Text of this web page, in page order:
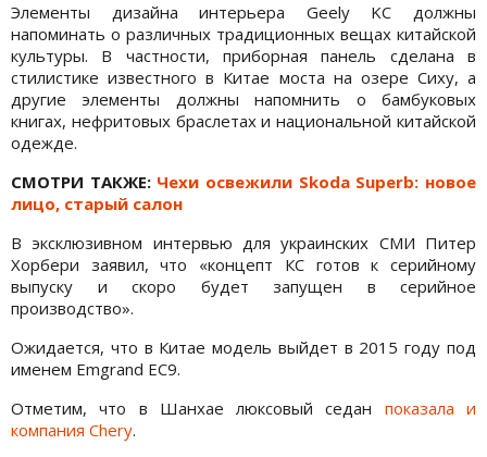
Элементы дизайна интерьера Geely KC должны
напоминать о различных традиционных вещах китайской
культуры. В частности, приборная панель сделана в
стилистике известного в Китае моста на озере Сиху, а
другие элементы должны напомнить о бамбуковых
книгах, нефритовых браслетах и национальной китайской
одежде.
СМОТРИ ТАКЖЕ: Чехи освежили Skoda Superb: новое
лицо, старый салон
В эксклюзивном интервью для украинских СМИ Питер
Хорбери заявил, что «концепт КС готов к серийному
выпуску и скоро будет запущен в серийное
производство».
Ожидается, что в Китае модель выйдет в 2015 году под
именем Emgrand EC9.
Отметим, что в Шанхае люксовый седан показала и
компания Chery.